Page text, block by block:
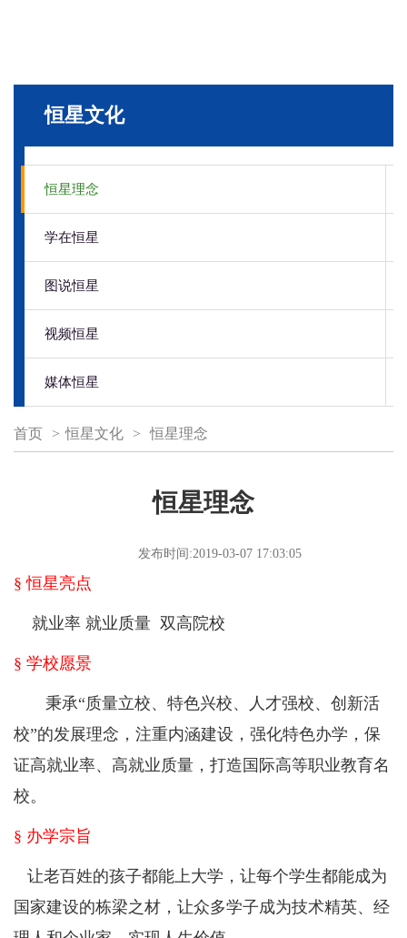
恒星文化
恒星理念
学在恒星
图说恒星
视频恒星
媒体恒星
首页 > 恒星文化 > 恒星理念
恒星理念
发布时间:2019-03-07 17:03:05
§ 恒星亮点
就业率 就业质量 双高院校
§ 学校愿景
秉承“质量立校、特色兴校、人才强校、创新活
校”的发展理念，注重内涵建设，强化特色办学，保
证高就业率、高就业质量，打造国际高等职业教育名
校。
§ 办学宗旨
让老百姓的孩子都能上大学，让每个学生都能成为
国家建设的栋梁之材，让众多学子成为技术精英、经